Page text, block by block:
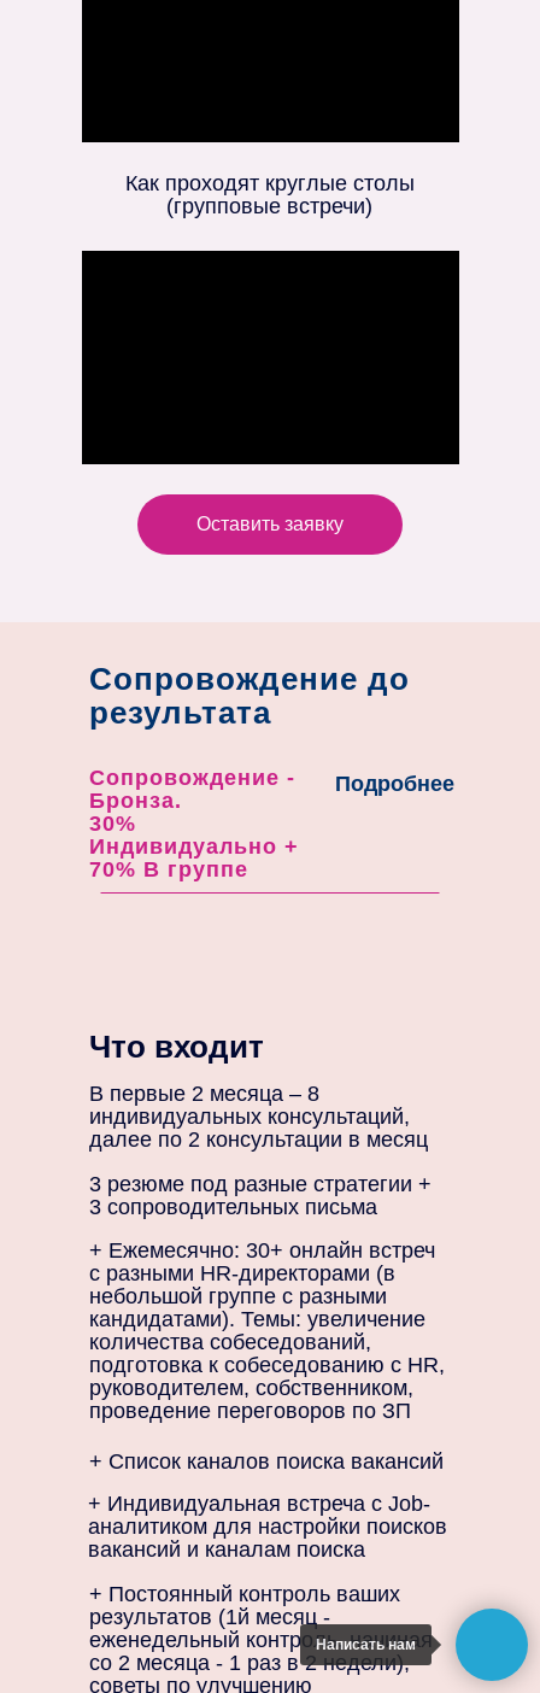
Оставить заявку
Как проходят круглые столы
(групповые встречи)
Сопровождение до
результата
Сопровождение -
Бронза.
30%
Индивидуально +
70% В группе
Подробнее
+ Список каналов поиска вакансий
+ Индивидуальная встреча с Job-
аналитиком для настройки поисков
вакансий и каналам поиска
В первые 2 месяца – 8
индивидуальных консультаций,
далее по 2 консультации в месяц
Что входит
+ Постоянный контроль ваших
результатов (1й месяц -
еженедельный контроль, начиная
со 2 месяца - 1 раз в 2 недели),
советы по улучшению
3 резюме под разные стратегии +
3 сопроводительных письма
+ Ежемесячно: 30+ онлайн встреч
с разными HR-директорами (в
небольшой группе с разными
кандидатами). Темы: увеличение
количества собеседований,
подготовка к собеседованию с HR,
руководителем, собственником,
проведение переговоров по ЗП
Написать нам